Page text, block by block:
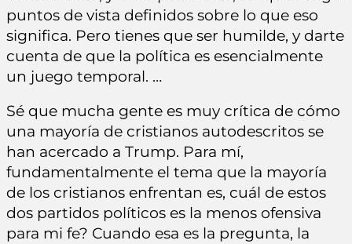
puntos de vista definidos sobre lo que eso
significa. Pero tienes que ser humilde, y darte
cuenta de que la política es esencialmente
un juego temporal. …
Sé que mucha gente es muy crítica de cómo
una mayoría de cristianos autodescritos se
han acercado a Trump. Para mí,
fundamentalmente el tema que la mayoría
de los cristianos enfrentan es, cuál de estos
dos partidos políticos es la menos ofensiva
para mi fe? Cuando esa es la pregunta, la